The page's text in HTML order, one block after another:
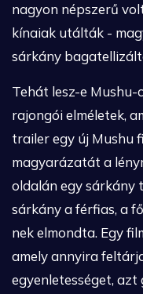
nagyon népszerű
kínaiak utálták -
sárkány
Tehát lesz-e Mushu-
rajongói elméletek,
trailer egy új Mushu
magyarázatát a
oldalán egy sárkány
sárkány a férfias, a
nek elmondta. Egy
amely annyira
egyenletességet, azt